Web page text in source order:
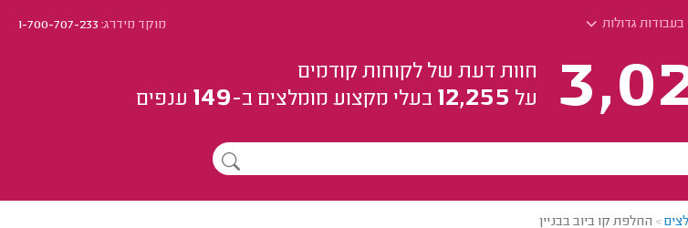
בעבודות גדולות מוקד מידרג:1-700-707-233
חוות דעת של לקוחות קודמים
על 12,255 בעלי מקצוע מומלצים ב-149 ענפים
> החלפת קו ביוב בבניין